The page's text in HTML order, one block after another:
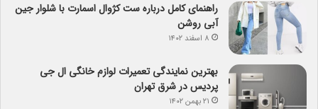
راهنمای کامل درباره ست کژوال اسمارت با شلوار جین
آبی روشن
۸ اسفند ۱۴۰۲
بهترین نمایندگی تعمیرات لوازم خانگی ال جی
پردیس در شرق تهران
۲۱ بهمن ۱۴۰۲